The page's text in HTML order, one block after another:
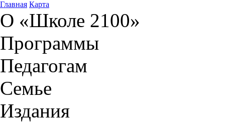
Главная Карта
О «Школе 2100»
Программы
Педагогам
Семье
Издания